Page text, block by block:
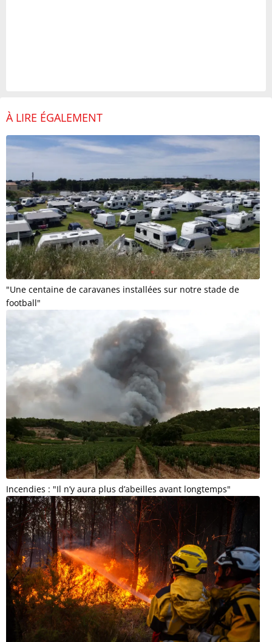
À LIRE ÉGALEMENT
"Une centaine de caravanes installées sur notre stade de
football"
Incendies : "Il n’y aura plus d’abeilles avant longtemps"